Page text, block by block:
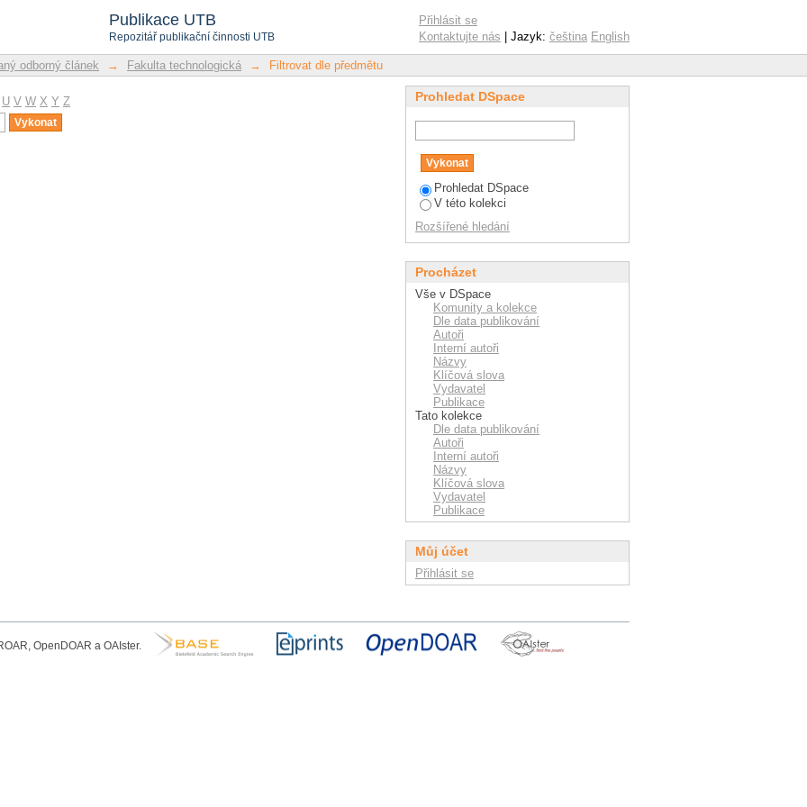
Publikace UTB
Repozitář publikační činnosti UTB
Přihlásit se
Kontaktujte nás | Jazyk: čeština English
odborný článek → Fakulta technologická → Filtrovat dle předmětu
U V W X Y Z
Prohledat DSpace
Prohledat DSpace
V této kolekci
Rozšířené hledání
Procházet
Vše v DSpace
Komunity a kolekce
Dle data publikování
Autoři
Interní autoři
Názvy
Klíčová slova
Vydavatel
Publikace
Tato kolekce
Dle data publikování
Autoři
Interní autoři
Názvy
Klíčová slova
Vydavatel
Publikace
Můj účet
Přihlásit se
OpenDOAR a OAIster.